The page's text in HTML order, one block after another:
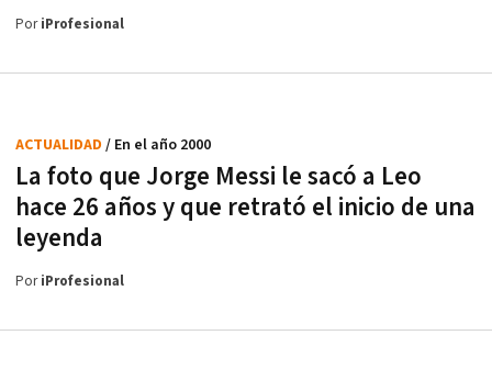
PoriProfesional
La foto que Jorge Messi le sacó a Leo
hace 26 años y que retrató el inicio de una
leyenda
ACTUALIDAD / En el año 2000
PoriProfesional